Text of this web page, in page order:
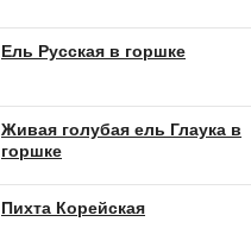
Ель Русская в горшке
Живая голубая ель Глаука в
горшке
Пихта Корейская